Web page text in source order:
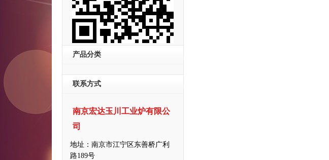
产品分类
联系方式
南京宏达玉川工业炉有限公
司
地址：南京市江宁区东善桥广利
路189号